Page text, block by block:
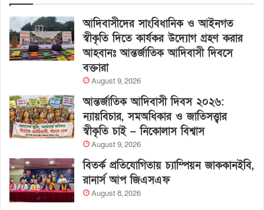
আদিবাসীদের সাংবিধানিক ও আইনগত
স্বীকৃতি দিতে কার্যকর উদ্যোগ গ্রহণ করার
আহবানঃ আন্তর্জাতিক আদিবাসী দিবসে
বক্তারা
August 9, 2026
আন্তর্জাতিক আদিবাসী দিবস ২০২৬:
ন্যায়বিচার, সমঅধিকার ও জাতিসত্ত্বার
স্বীকৃতি চাই – নিকোলাস বিশ্বাস
August 9, 2026
বিতর্ক প্রতিযোগিতায় চ্যাম্পিয়ন জাককানইবি,
রানার্স আপ জিএসএফ
August 8, 2026